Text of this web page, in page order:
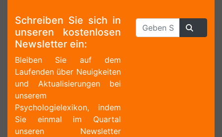
Schreiben Sie sich in
unseren kostenlosen
Newsletter ein:
Bleiben Sie auf dem
Laufenden über Neuigkeiten
und Aktualisierungen bei
unserem
Psychologielexikon, indem
Sie einmal im Quartal
unseren Newsletter